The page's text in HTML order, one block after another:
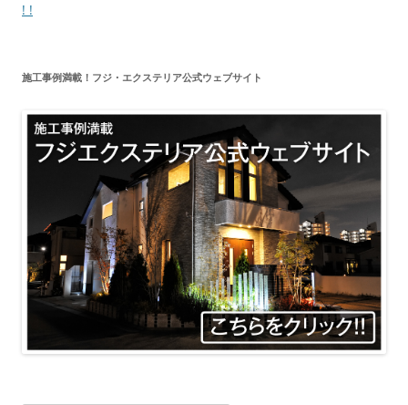
ゲ
ョ
ン
! !
施工事例満載！フジ・エクステリア公式ウェブサイト